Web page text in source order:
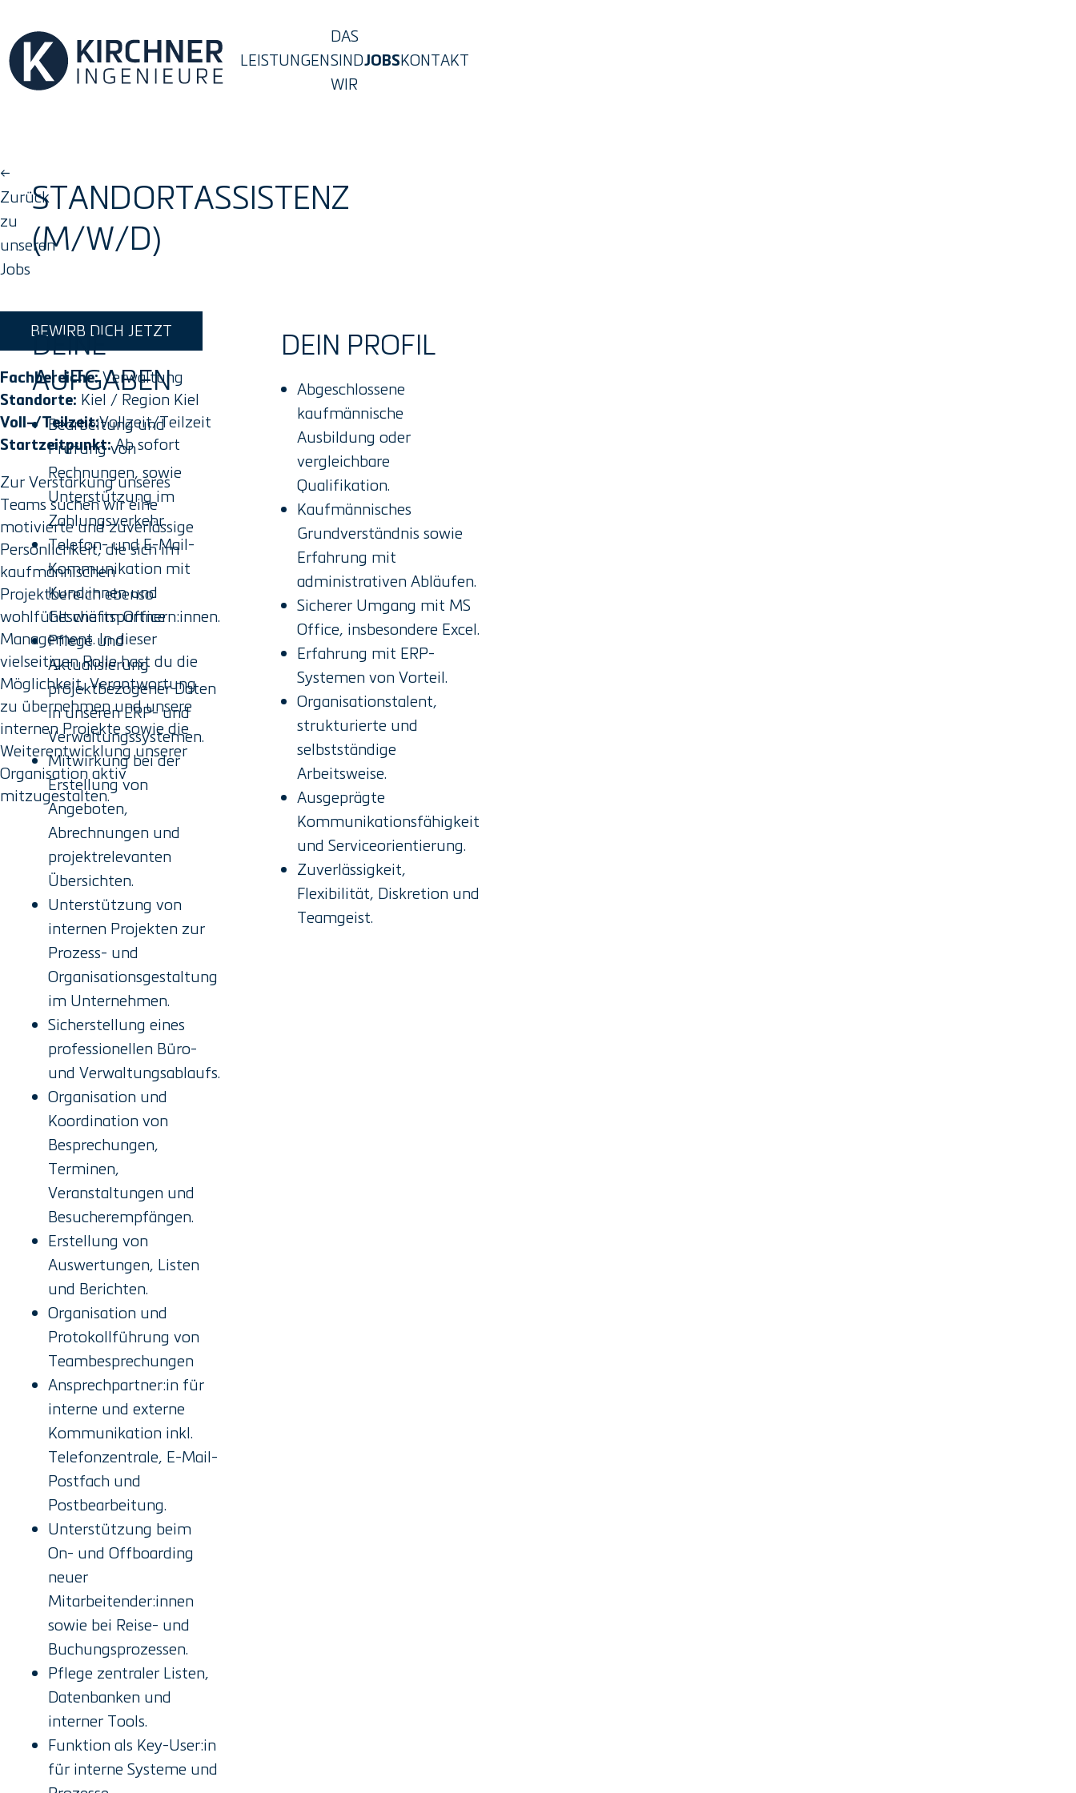
LEISTUNGEN
DAS
SIND
WIR
JOBSKONTAKT
←
Zurück
zu
unseren
Jobs
STANDORTASSISTENZ
(M/W/D)
BEWIRB DICH JETZT
Fachbereiche: Verwaltung
Standorte: Kiel / Region Kiel
Voll-/Teilzeit:Vollzeit/Teilzeit
Startzeitpunkt:Ab sofort
Zur Verstärkung unseres
Teams suchen wir eine
motivierte und zuverlässige
Persönlichkeit, die sich im
kaufmännischen
Projektbereich ebenso
wohlfühlt wie im Office
Management. In dieser
vielseitigen Rolle hast du die
Möglichkeit, Verantwortung
zu übernehmen und unsere
internen Projekte sowie die
Weiterentwicklung unserer
Organisation aktiv
mitzugestalten.
DEINE
AUFGABEN
Bearbeitung und
Prüfung von
Rechnungen, sowie
Unterstützung im
Zahlungsverkehr.
Telefon- und E-Mail-
Kommunikation mit
Kund:innen und
Geschäftspartnern:innen.
Pflege und
Aktualisierung
projektbezogener Daten
in unseren ERP- und
Verwaltungssystemen.
Mitwirkung bei der
Erstellung von
Angeboten,
Abrechnungen und
projektrelevanten
Übersichten.
Unterstützung von
internen Projekten zur
Prozess- und
Organisationsgestaltung
im Unternehmen.
Sicherstellung eines
professionellen Büro-
und Verwaltungsablaufs.
Organisation und
Koordination von
Besprechungen,
Terminen,
Veranstaltungen und
Besucherempfängen.
Erstellung von
Auswertungen, Listen
und Berichten.
Organisation und
Protokollführung von
Teambesprechungen
Ansprechpartner:in für
interne und externe
Kommunikation inkl.
Telefonzentrale, E-Mail-
Postfach und
Postbearbeitung.
Unterstützung beim
On- und Offboarding
neuer
Mitarbeitender:innen
sowie bei Reise- und
Buchungsprozessen.
Pflege zentraler Listen,
Datenbanken und
interner Tools.
Funktion als Key-User:in
für interne Systeme und
DEIN PROFIL
Abgeschlossene
kaufmännische
Ausbildung oder
vergleichbare
Qualifikation.
Kaufmännisches
Grundverständnis sowie
Erfahrung mit
administrativen Abläufen.
Sicherer Umgang mit MS
Office, insbesondere Excel.
Erfahrung mit ERP-
Systemen von Vorteil.
Organisationstalent,
strukturierte und
selbstständige
Arbeitsweise.
Ausgeprägte
Kommunikationsfähigkeit
und Serviceorientierung.
Zuverlässigkeit,
Flexibilität, Diskretion und
Teamgeist.